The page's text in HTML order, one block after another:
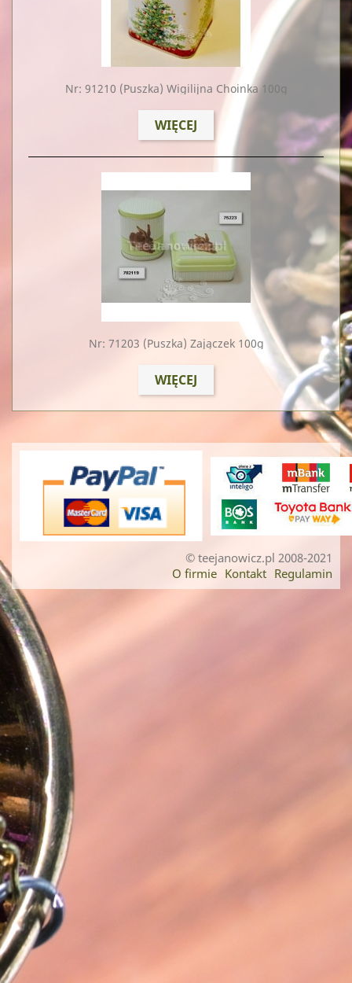
Nr: 91210 (puszka) Wigilijna Choinka 100g
WIĘCEJ
Nr: 71203 (puszka) Zajączek 100g
WIĘCEJ
© teejanowicz.pl 2008-2021
O firmie Kontakt Regulamin